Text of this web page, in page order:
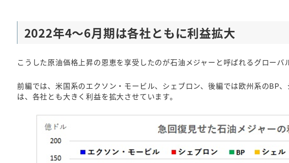
2022年4～6月期は各社ともに利益拡大
こうした原油価格上昇の恩恵を享受したのが石油メジャーと呼ばれるグローバ
前編では、米国系のエクソン・モービル、シェブロン、後編では欧州系のBP
は、各社とも大きく利益を拡大させています。